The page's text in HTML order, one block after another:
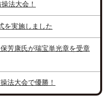
法大会！
を実施しました
芳康氏が瑞宝単光章を受章
法大会で優勝！